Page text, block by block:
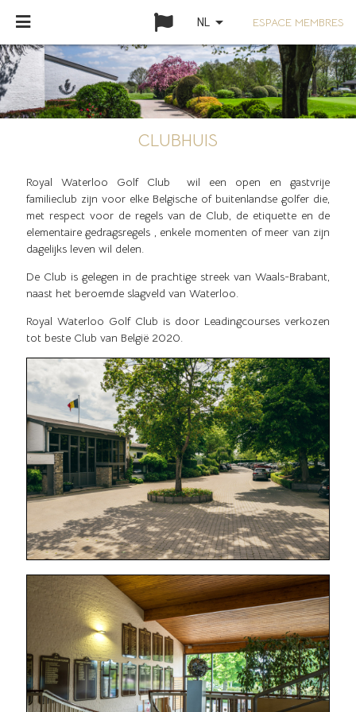
ESPACE MEMBRES
NL arrow_drop_down
CLUBHUIS
Royal Waterloo Golf Club wil een open en gastvrije
familieclub zijn voor elke Belgische of buitenlandse golfer die,
met respect voor de regels van de Club, de etiquette en de
elementaire gedragsregels , enkele momenten of meer van zijn
dagelijks leven wil delen.
De Club is gelegen in de prachtige streek van Waals-Brabant,
naast het beroemde slagveld van Waterloo.
Royal Waterloo Golf Club is door Leadingcourses verkozen
tot beste Club van België 2020.